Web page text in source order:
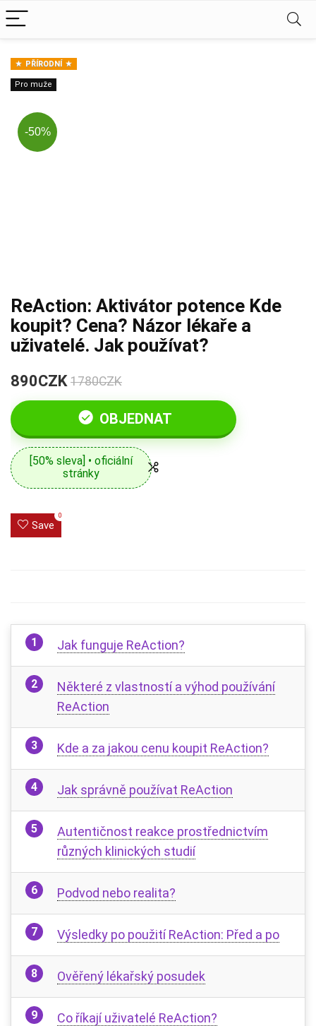
PŘÍRODNÍ
Pro muže
-50%
ReAction: Aktivátor potence Kde
koupit? Cena? Názor lékaře a
uživatelé. Jak používat?
890CZK 1780CZK
OBJEDNAT
[50% sleva] • oficiální
stránky
Save
0
Jak funguje ReAction?
Některé z vlastností a výhod používání
ReAction
Kde a za jakou cenu koupit ReAction?
Jak správně používat ReAction
Autentičnost reakce prostřednictvím
různých klinických studií
Podvod nebo realita?
Výsledky po použití ReAction: Před a po
Ověřený lékařský posudek
Co říkají uživatelé ReAction?